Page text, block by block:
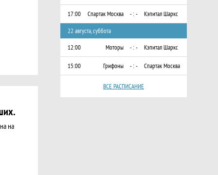
на
17:00 Спартак Москва - : - Кэпитал Шаркс
22 августа, суббота
12:00
Моторы - : - Кэпитал Шаркс
15:00 Грифоны - : - Спартак Москва
ВСЕ РАСПИСАНИЕ